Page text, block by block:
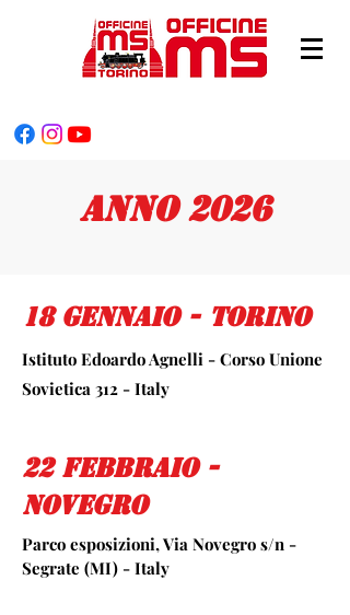
Anno 2026
18 Gennaio - Torino
Istituto Edoardo Agnelli - Corso Unione
Sovietica 312 - Italy
22 Febbraio -
novegro
Parco esposizioni, Via Novegro s/n -
Segrate (MI) - Italy